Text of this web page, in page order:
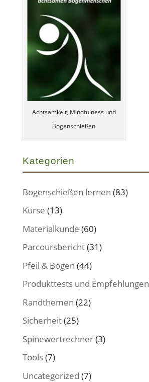
Achtsamkeit, Mindfulness und
Bogenschießen
Kategorien
Bogenschießen lernen (83)
Kurse (13)
Materialkunde (60)
Parcoursbericht(31)
Pfeil & Bogen (44)
Produkttests und Empfehlungen
Randthemen (22)
Sicherheit(25)
Spinewertrechner(3)
Tools(7)
Uncategorized (7)